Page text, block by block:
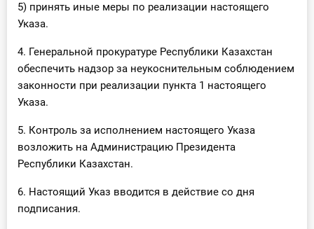
5) принять иные меры по реализации настоящего
Указа.
4. Генеральной прокуратуре Республики Казахстан
обеспечить надзор за неукоснительным соблюдением
законности при реализации пункта 1 настоящего
Указа.
5. Контроль за исполнением настоящего Указа
возложить на Администрацию Президента
Республики Казахстан.
6. Настоящий Указ вводится в действие со дня
подписания.